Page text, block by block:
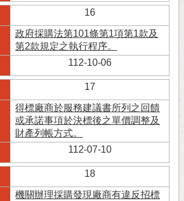
16
政府採購法第101條第1項第1款及
第2款規定之執行程序。
112-10-06
17
得標廠商於服務建議書所列之回饋
或承諾事項於決標後之單價調整及
財產列帳方式。
112-07-10
18
機關辦理採購發現廠商有違反招標